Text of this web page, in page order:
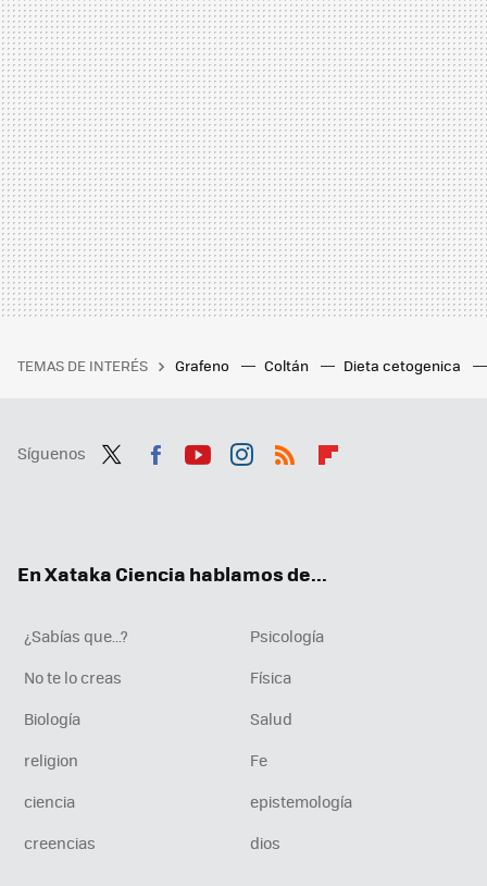
TEMAS DE INTERÉS Grafeno Coltán Dieta cetogenica
Síguenos
En Xataka Ciencia hablamos de...
¿Sabías que...?
Psicología
No te lo creas
Física
Biología
Salud
religion
Fe
ciencia
epistemología
creencias
dios